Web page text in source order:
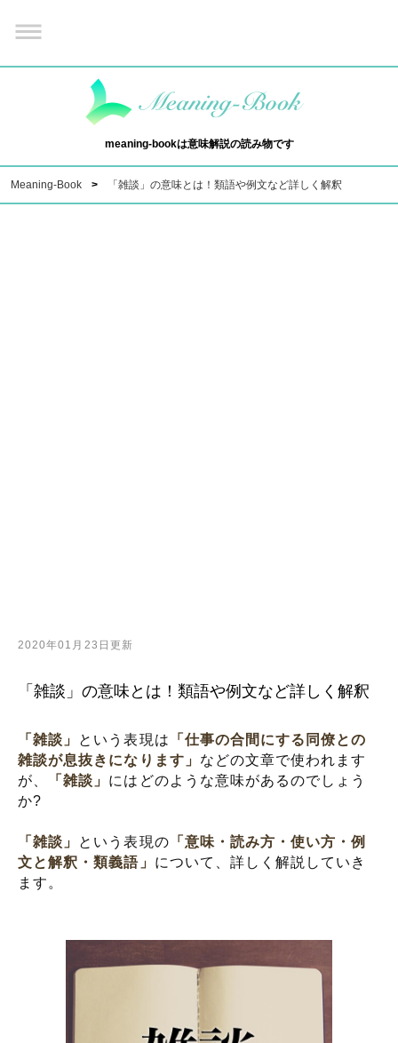
meaning-bookは意味解説の読み物です
Meaning-Book 「雑談」の意味とは！類語や例文など詳しく解釈
2020年01月23日更新
「雑談」の意味とは！類語や例文など詳しく解釈
「雑談」 という表現は 「仕事の合間にする同僚との
雑談が息抜きになります」 などの文章で使われます
が、
「雑談」 にはどのような意味があるのでしょう
か?
「雑談」 という表現の 「意味・読み方・使い方・例
文と解釈・類義語」 について、詳しく解説していき
ます。